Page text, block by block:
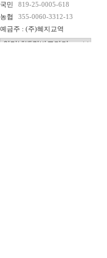
국민
819-25-0005-618
농협
355-0060-3312-13
예금주 : (주)혜지교역